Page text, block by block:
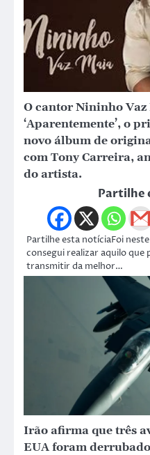
O cantor Nininho
‘Aparentemente’, o
novo álbum de
com Tony Carreira,
do artista.
Partilhe
Partilhe esta notíciaFoi
consegui realizar aquilo
transmitir da melhor…
Irão afirma que três
EUA foram